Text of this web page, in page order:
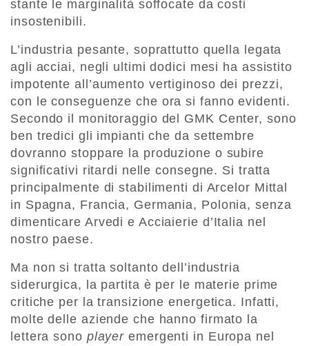
stante le marginalità soffocate da costi
insostenibili.
L’industria pesante, soprattutto quella legata
agli acciai, negli ultimi dodici mesi ha assistito
impotente all’aumento vertiginoso dei prezzi,
con le conseguenze che ora si fanno evidenti.
Secondo il monitoraggio del GMK Center, sono
ben tredici gli impianti che da settembre
dovranno stoppare la produzione o subire
significativi ritardi nelle consegne. Si tratta
principalmente di stabilimenti di Arcelor Mittal
in Spagna, Francia, Germania, Polonia, senza
dimenticare Arvedi e Acciaierie d’Italia nel
nostro paese.
Ma non si tratta soltanto dell’industria
siderurgica, la partita è per le materie prime
critiche per la transizione energetica. Infatti,
molte delle aziende che hanno firmato la
lettera sono player emergenti in Europa nel